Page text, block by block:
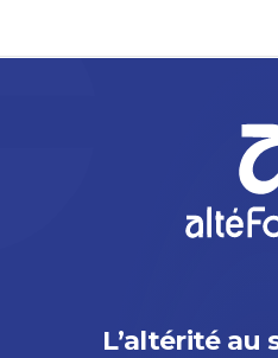
L’altérité au